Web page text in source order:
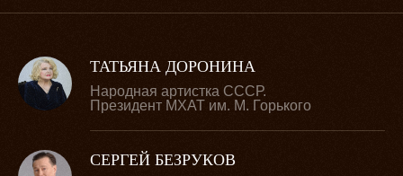
ТАТЬЯНА ДОРОНИНА
Народная артистка СССР.
Президент МХАТ им. М. Горького
СЕРГЕЙ БЕЗРУКОВ